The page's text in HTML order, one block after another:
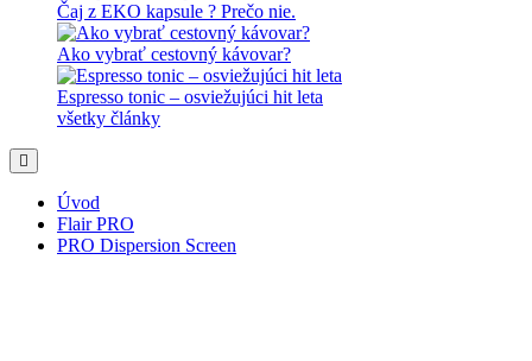
Čaj z EKO kapsule ? Prečo nie.
Ako vybrať cestovný kávovar?
Espresso tonic – osviežujúci hit leta
všetky články
Úvod
Flair PRO
PRO Dispersion Screen